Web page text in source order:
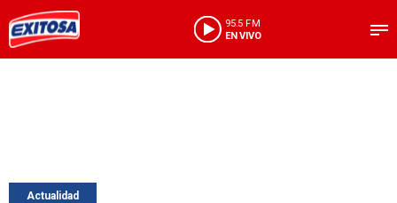
95.5 FM
EN VIVO
Actualidad